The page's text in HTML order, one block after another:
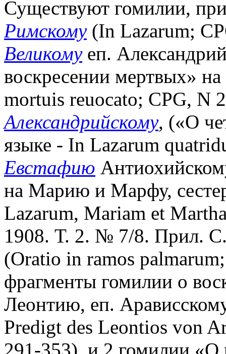
Существуют гомилии,
Римскому(In Lazarum;
Великомуеп.
воскресении мертвых»
mortuis reuocato; CPG, N
Александрийскому, («О
языке - In Lazarum
Евстафию
на Марию и Марфу,
Lazarum, Mariam et
1908. Т. 2. № 7/8. Прил.
(Oratio in ramos
фрагменты гомилии о
Леонтию, еп.
Predigt des Leontios von
291-353), и 2 гомилии «О